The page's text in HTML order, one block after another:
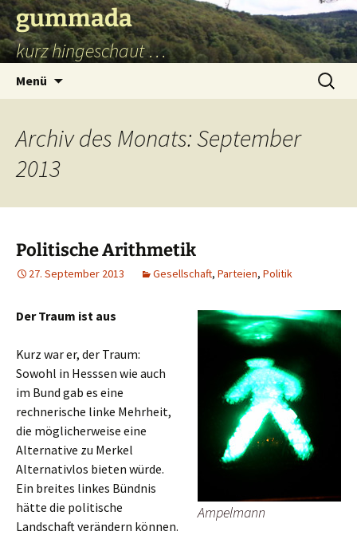
Zum
Inhalt
springen
gummada
kurz hingeschaut …
Menü
Suchen
nach:
Archiv des Monats: September
2013
Politische Arithmetik
27. September 2013 Gesellschaft, Parteien, Politik
Ampelmann
Der Traum ist aus
Kurz war er, der Traum:
Sowohl in Hesssen wie auch
im Bund gab es eine
rechnerische linke Mehrheit,
die möglicherweise eine
Alternative zu Merkel
Alternativlos bieten würde.
Ein breites linkes Bündnis
hätte die politische
Landschaft verändern können.